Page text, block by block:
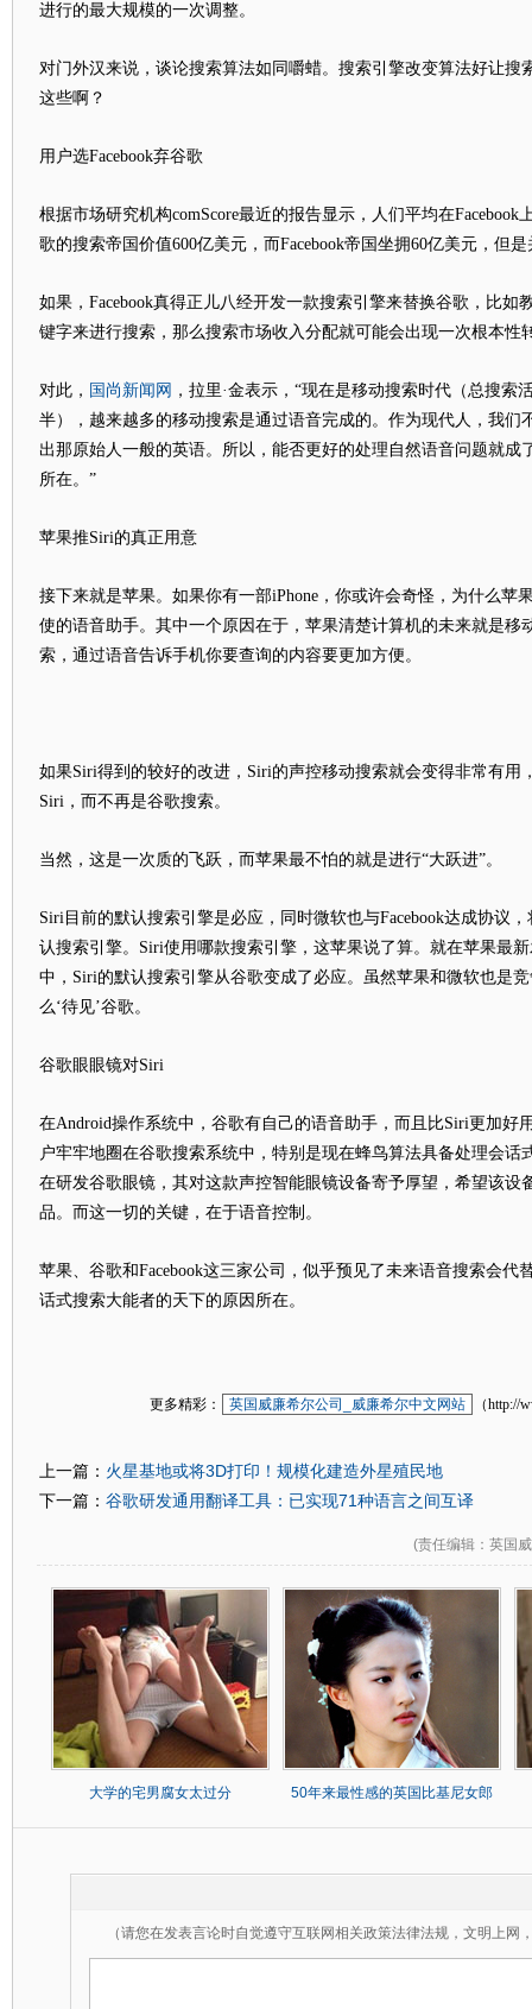
进行的最大规模的一次调整。
对门外汉来说，谈论搜索算法如同嚼蜡。搜索引擎改变算法好让搜
这些啊？
用户选Facebook弃谷歌
根据市场研究机构comScore最近的报告显示，人们平均在Facebook
歌的搜索帝国价值600亿美元，而Facebook帝国坐拥60亿美元，但
如果，Facebook真得正儿八经开发一款搜索引擎来替换谷歌，比如
键字来进行搜索，那么搜索市场收入分配就可能会出现一次根本性
对此， 国尚新闻网 ，拉里·金表示，“现在是移动搜索时代（总搜索
半），越来越多的移动搜索是通过语音完成的。作为现代人，我们
出那原始人一般的英语。所以，能否更好的处理自然语音问题就成
所在。”
苹果推Siri的真正用意
接下来就是苹果。如果你有一部iPhone，你或许会奇怪，为什么苹
使的语音助手。其中一个原因在于，苹果清楚计算机的未来就是移
索，通过语音告诉手机你要查询的内容要更加方便。
如果Siri得到的较好的改进，Siri的声控移动搜索就会变得非常有用
Siri，而不再是谷歌搜索。
当然，这是一次质的飞跃，而苹果最不怕的就是进行“大跃进”。
Siri目前的默认搜索引擎是必应，同时微软也与Facebook达成协议
认搜索引擎。Siri使用哪款搜索引擎，这苹果说了算。就在苹果最
中，Siri的默认搜索引擎从谷歌变成了必应。虽然苹果和微软也是
么‘待见’谷歌。
谷歌眼眼镜对Siri
在Android操作系统中，谷歌有自己的语音助手，而且比Siri更加好
户牢牢地圈在谷歌搜索系统中，特别是现在蜂鸟算法具备处理会话
在研发谷歌眼镜，其对这款声控智能眼镜设备寄予厚望，希望该设
品。而这一切的关键，在于语音控制。
苹果、谷歌和Facebook这三家公司，似乎预见了未来语音搜索会代
话式搜索大能者的天下的原因所在。
更多精彩： 英国威廉希尔公司_威廉希尔中文网站 （http://
上一篇： 火星基地或将3D打印！规模化建造外星殖民地
下一篇： 谷歌研发通用翻译工具：已实现71种语言之间互译
(责任编辑 ：英国
大学的宅男腐女太过分 50年来最性感的英国比基尼女郎
（请您在发表言论时自觉遵守互联网相关政策法律法规，文明上网